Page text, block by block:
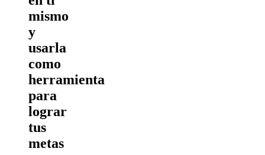
mismo
y
usarla
como
herramienta
para
lograr
tus
metas